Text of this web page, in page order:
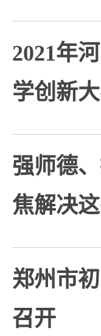
2021年
学创新
强师德
焦解决
郑州市
召开